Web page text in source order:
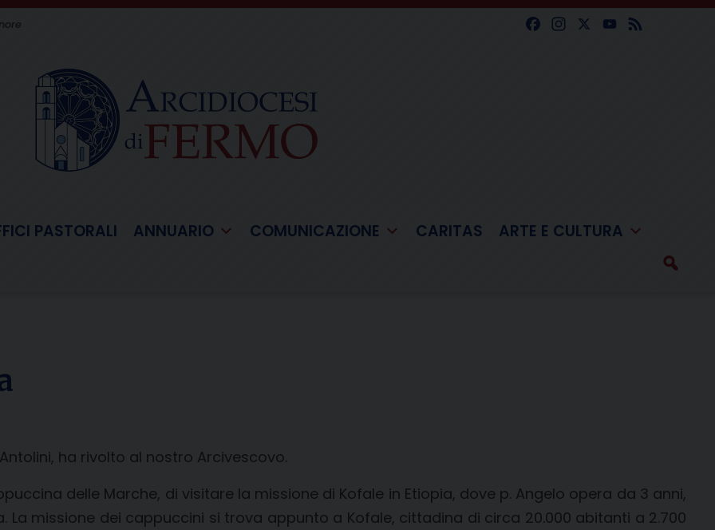
Facebook
Instagram
X YouTube
Feed
PASTORALI ANNUARIO COMUNICAZIONE CARITAS ARTE E CULTURA
ha rivolto al nostro Arcivescovo.
delle Marche, di visitare la missione di Kofale in Etiopia, dove p. Angelo opera da 3 anni,
missione dei cappuccini si trova appunto a Kofale, cittadina di circa 20.000 abitanti a 2.700